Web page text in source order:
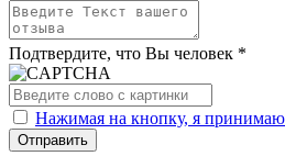
Подтвердите, что Вы человек *
Нажимая на кнопку, я принимаю
Отправить